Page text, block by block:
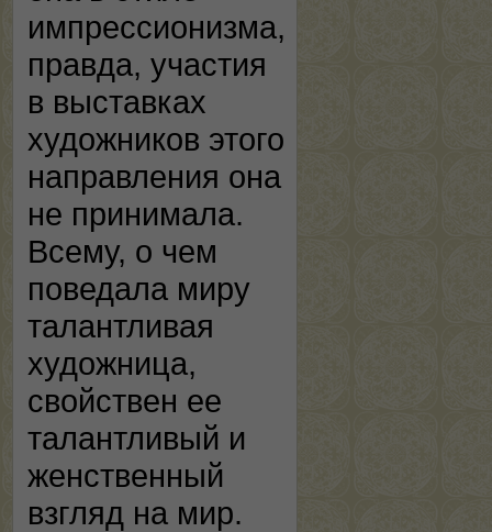
импрессионизма,
правда, участия
в выставках
художников этого
направления она
не принимала.
Всему, о чем
поведала миру
талантливая
художница,
свойствен ее
талантливый и
женственный
взгляд на мир.